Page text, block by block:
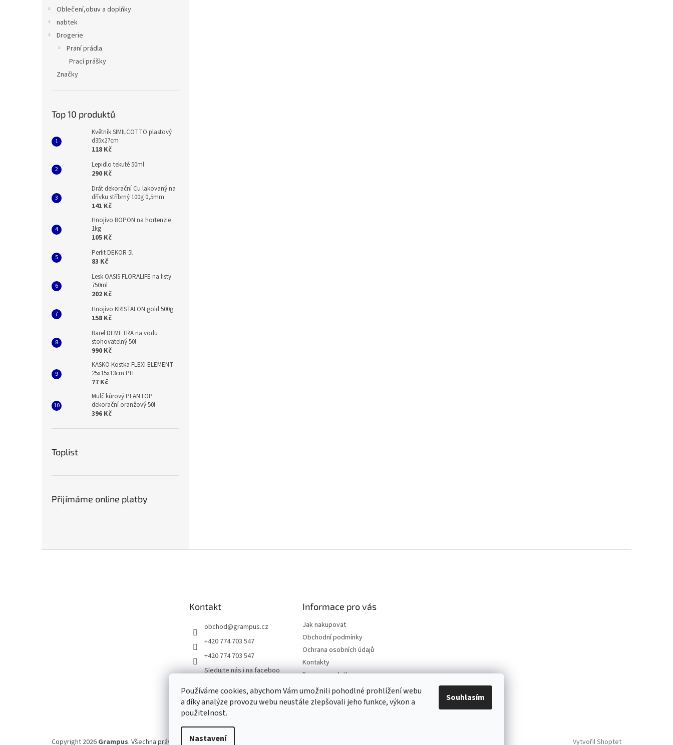
Používáme cookies, abychom Vám umožnili pohodlné prohlížení webu
a díky analýze provozu webu neustále zlepšovali jeho funkce, výkon a
použitelnost.
Nastavení
Souhlasím
Oblečení,obuv a doplňky
nabtek
Drogerie
Praní prádla
Prací prášky
Značky
Top 10 produktů
Květník SIMILCOTTO plastový
d35x27cm
118 Kč
Lepidlo tekuté 50ml
290 Kč
Drát dekorační Cu lakovaný na
dřívku stříbrný 100g 0,5mm
141 Kč
Hnojivo BOPON na hortenzie
1kg
105 Kč
Perlit DEKOR 5l
83 Kč
Lesk OASIS FLORALIFE na listy
750ml
202 Kč
Hnojivo KRISTALON gold 500g
158 Kč
Barel DEMETRA na vodu
stohovatelný 50l
990 Kč
KASKO Kostka FLEXI ELEMENT
25x15x13cm PH
77 Kč
Mulč kůrový PLANTOP
dekorační oranžový 50l
396 Kč
Toplist
Přijímáme online platby
Kontakt
obchod@grampus.cz
+420 774 703 547
+420 774 703 547
Sledujte nás i na faceboo
Grampus0000
jirigrampus
Informace pro vás
Jak nakupovat
Obchodní podmínky
Ochrana osobních údajů
Kontakty
Doprava a platba
Vytvořil Shoptet
Copyright 2026 Grampus. Všechna práva vyhrazena.